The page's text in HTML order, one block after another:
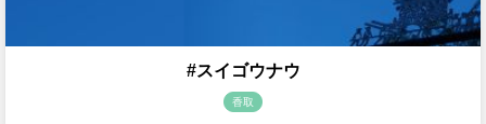
#スイゴウナウ
香取